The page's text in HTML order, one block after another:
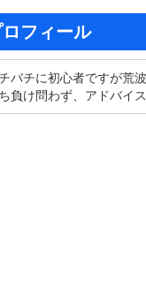
フィール
バチに初心者ですが荒
負け問わず、アドバイ